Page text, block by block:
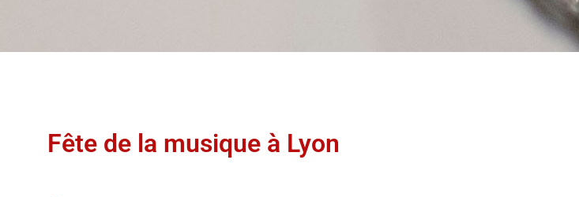
Fête de la musique à Lyon